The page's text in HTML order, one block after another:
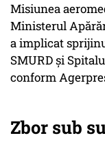
Misiunea
Ministerul
a implicat
SMURD și
conform
Zbor sub